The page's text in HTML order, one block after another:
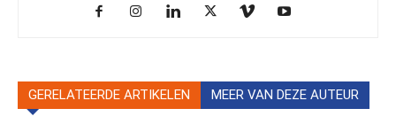
GERELATEERDE ARTIKELEN MEER VAN DEZE AUTEUR